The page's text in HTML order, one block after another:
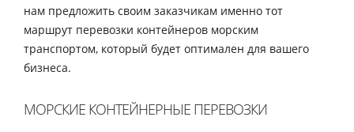
нам предложить своим заказчикам именно тот
маршрут перевозки контейнеров морским
транспортом, который будет оптимален для вашего
бизнеса.
МОРСКИЕ КОНТЕЙНЕРНЫЕ ПЕРЕВОЗКИ